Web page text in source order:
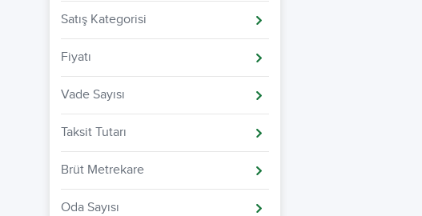
Satış Kategorisi
Fiyatı
Vade Sayısı
Taksit Tutarı
Brüt Metrekare
Oda Sayısı